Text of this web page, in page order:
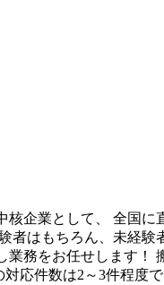
企業として、 全国
者はもちろん、未経
業務をお任せします
応件数は2～3件程度